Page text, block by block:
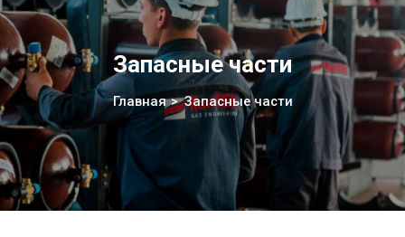
Запасные части
Главная Запасные части